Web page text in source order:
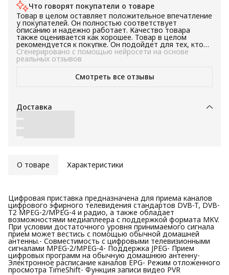
Что говорят покупатели о товаре
Товар в целом оставляет положительное впечатление
у покупателей. Он полностью соответствует
описанию и надежно работает. Качество товара
также оценивается как хорошее. Товар в целом
рекомендуется к покупке. Он подойдет для тех, кто
ищет надежное и качественное устройство.
Сгенерировано с помощью нейросети на основе
реальных отзывов
Смотреть все отзывы
Доставка
О товаре Характеристики
Цифровая приставка предназначена для приема каналов
цифрового эфирного телевидения стандартов DVB-T, DVB-
T2 MPEG-2/MPEG-4 и радио, а также обладает
возможностями медиаплеера с поддержкой формата MKV.
При условии достаточного уровня принимаемого сигнала
прием может вестись с помощью обычной домашней
антенны.- Совместимость с цифровыми телевизионными
сигналами MPEG-2/MPEG-4- Поддержка JPEG- Прием
цифровых программ на обычную домашнюю антенну-
Электронное расписание каналов EPG- Режим отложенного
просмотра TimeShift- Функция записи видео PVR